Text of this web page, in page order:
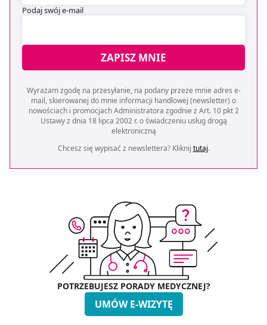
Podaj swój e-mail
ZAPISZ MNIE
Wyrażam zgodę na przesyłanie, na podany przeze mnie adres e-
mail, skierowanej do mnie informacji handlowej (newsletter) o
nowościach i promocjach Administratora zgodnie z Art. 10 pkt 2
Ustawy z dnia 18 lipca 2002 r. o świadczeniu usług drogą
elektroniczną
Chcesz się wypisać z newslettera? Kliknij tutaj.
POTRZEBUJESZ PORADY MEDYCZNEJ?
UMÓW E-WIZYTĘ